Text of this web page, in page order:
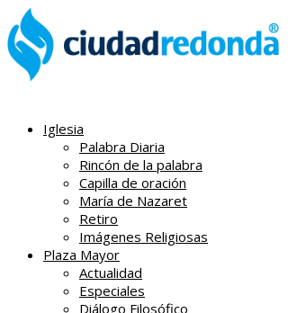
Iglesia
Palabra Diaria
Rincón de la palabra
Capilla de oración
María de Nazaret
Retiro
Imágenes Religiosas
Plaza Mayor
Actualidad
Especiales
Diálogo Filosófico